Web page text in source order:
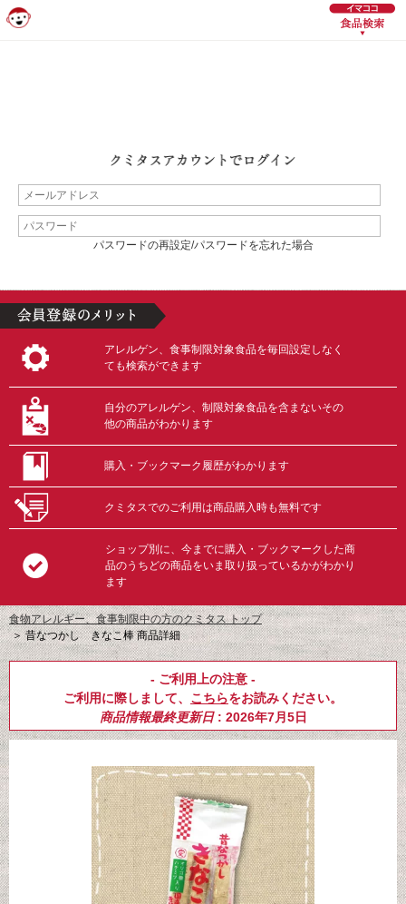
パスワードの再設定/パスワードを忘れた場合
アレルゲン、食事制限対象食品を毎回設定しなく
ても検索ができます
自分のアレルゲン、制限対象食品を含まないその
他の商品がわかります
購入・ブックマーク履歴がわかります
クミタスでのご利用は商品購入時も無料です
ショップ別に、今までに購入・ブックマークした商
品のうちどの商品をいま取り扱っているかがわかり
ます
食物アレルギー、食事制限中の方のクミタス トップ
＞昔なつかし きなこ棒 商品詳細
- ご利用上の注意 -
ご利用に際しまして、 こちらをお読みください。
商品情報最終更新日: 2026年7月5日